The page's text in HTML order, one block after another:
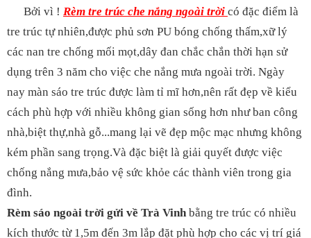
Bởi vì ! Rèm tre trúc che nắng ngoài trời có đặc điểm là
tre trúc tự nhiên,được phủ sơn PU bóng chống thấm,xữ lý
các nan tre chống mối mọt,dây đan chắc chắn thời hạn sử
dụng trên 3 năm cho việc che nắng mưa ngoài trời. Ngày
nay màn sáo tre trúc được làm tỉ mĩ hơn,nên rất đẹp về kiểu
cách phù hợp với nhiều không gian sống hơn như ban công
nhà,biệt thự,nhà gỗ...mang lại vẽ đẹp mộc mạc nhưng không
kém phần sang trọng.Và đặc biệt là giải quyết được việc
chống nắng mưa,bảo vệ sức khỏe các thành viên trong gia
đình.
Rèm sáo ngoài trời gửi về Trà Vinhbằng tre trúc có nhiều
kích thước từ 1,5m đến 3m lắp đặt phù hợp cho các vị trí giá